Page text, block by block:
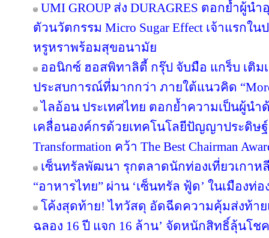
UMI GROUP ส่ง DURAGRES ตอกย้ำผู้น
ตัวนวัตกรรม Micro Sugar Effect เจ้าแรกใ
หรูหราพร้อมสุขอนามัย
ออนิกซ์ ฮอสพิทาลิตี้ กรุ๊ป จับมือ แกร็บ เติม
ประสบการณ์ที่มากกว่า ภายใต้แนวคิด “More
ไลอ้อน ประเทศไทย ตอกย้ำความเป็นผู้น
เคลื่อนองค์กรด้วยเทคโนโลยีปัญญาประดิษฐ์
Transformation คว้า The Best Chairman
เซ็นทรัลพัฒนา รุกตลาดนักท่องเที่ยวเกาห
“อาหารไทย” ผ่าน ‘เซ็นทรัล ฟู้ด’ ในเมืองท่อ
โค้งสุดท้าย! ไทวัสดุ อัดฉีดความคุ้มส่งท้า
ฉลอง 16 ปี แจก 16 ล้าน’ จัดหนักสิทธิ์ลุ้นโ